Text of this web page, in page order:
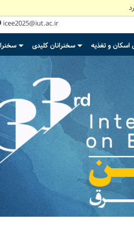
icee2025@iut.ac.ir
اسکان و تغذیه
+
سخنرانان کلیدی
+